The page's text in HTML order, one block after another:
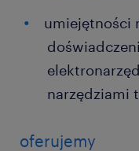
umiejętności
narzędziami
oferujemy